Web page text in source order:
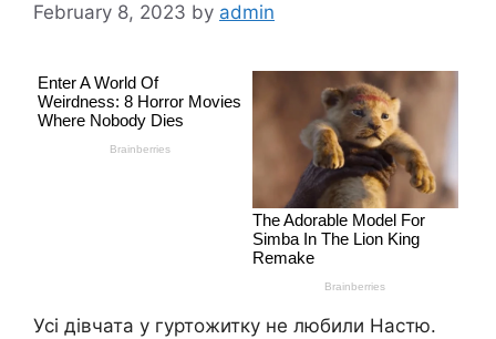
February 8, 2023 by admin
Усі дівчата у гуртожитку не любили Настю.